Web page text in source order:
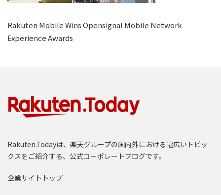
Rakuten Mobile Wins Opensignal Mobile Network
Experience Awards
Rakuten.Todayは、楽天グループの国内外における幅広いトピッ
クスをご紹介する、公式コーポレートブログです。
企業サイトトップ